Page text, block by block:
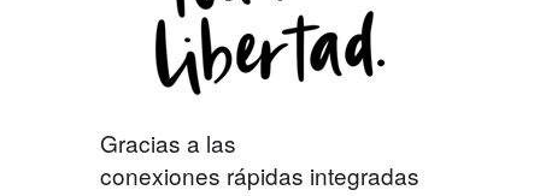
Gracias a las
conexiones rápidas integradas